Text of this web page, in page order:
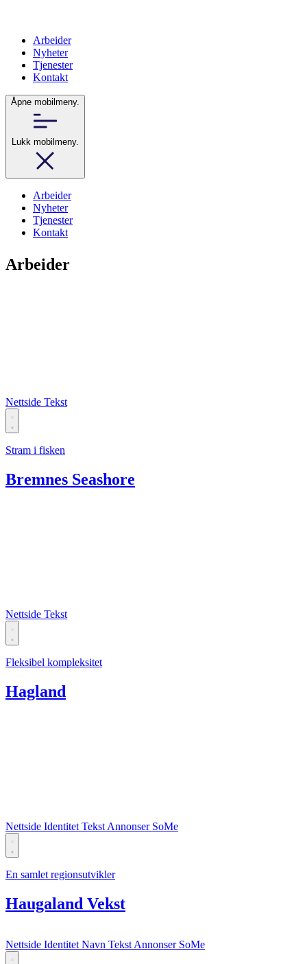
Arbeider
Nyheter
Tjenester
Kontakt
Åpne mobilmeny.
Lukk mobilmeny.
Arbeider
Nyheter
Tjenester
Kontakt
Arbeider
Nettside Tekst
Stram i fisken
Bremnes Seashore
Nettside Tekst
Fleksibel kompleksitet
Hagland
Nettside Identitet Tekst Annonser SoMe
En samlet regionsutvikler
Haugaland Vekst
Nettside IdentitetNavn TekstAnnonser SoMe